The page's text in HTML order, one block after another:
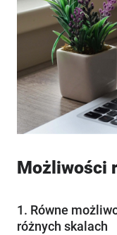
Możliwości
1. Równe
różnych skalach